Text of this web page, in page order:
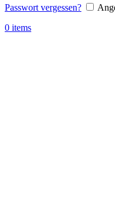
Passwort vergessen?
0 items